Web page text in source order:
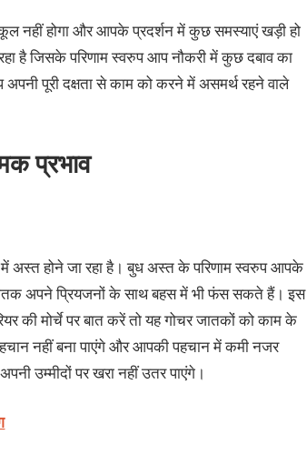
नहीं होगा और आपके प्रदर्शन में कुछ समस्याएं खड़ी हो
है जिसके परिणाम स्वरुप आप नौकरी में कुछ दबाव का
पूरी दक्षता से काम को करने में असमर्थ रहने वाले
प्रभाव
होने जा रहा है। बुध अस्त के परिणाम स्वरुप आपके
अपने प्रियजनों के साथ बहस में भी फंस सकते हैं। इस
की मोर्चे पर बात करें तो यह गोचर जातकों को काम के
नहीं बना पाएंगे और आपकी पहचान में कमी नजर
उम्मीदों पर खरा नहीं उतर पाएंगे।